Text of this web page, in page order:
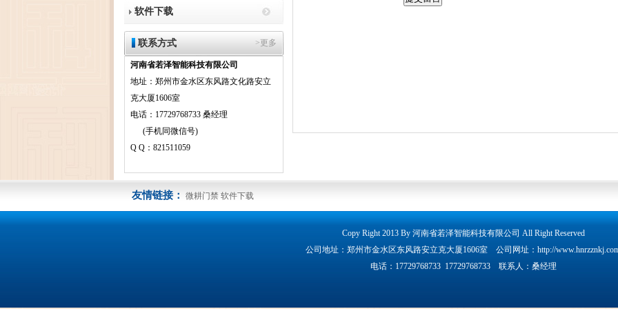
软件下载
联系方式 >更多
河南省若泽智能科技有限公司
地址：郑州市金水区东风路文化路安立
克大厦1606室
电话：17729768733 桑经理
(手机同微信号)
Q Q：821511059
友情链接： 微耕门禁 软件下载
Copy Right 2013 By 河南省若泽智能科技有限公司 All Right Reserved
公司地址：郑州市金水区东风路安立克大厦1606室 公司网址：http://
电话：17729768733 17729768733 联系人：桑经理